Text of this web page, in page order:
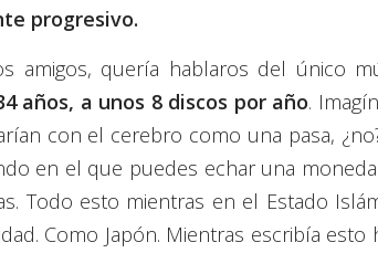
progresivo.
amigos, quería hablaros del único
años, a unos 8 discos por año.
con el cerebro como una pasa,
en el que puedes echar una
Todo esto mientras en el Estado
Como Japón. Mientras escribía